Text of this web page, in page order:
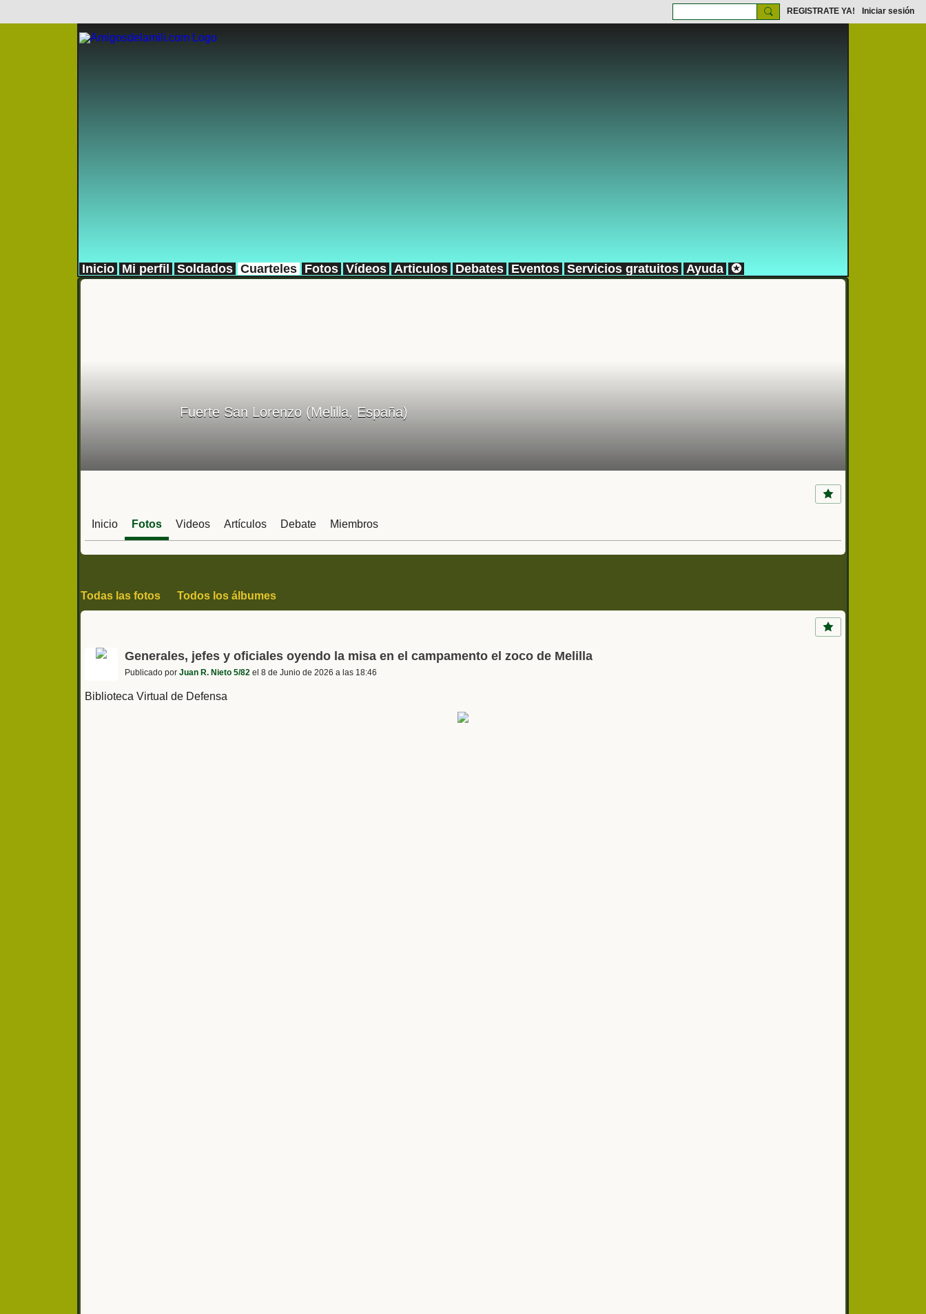
REGISTRATE YA! Iniciar sesión
Inicio Mi perfil Soldados Cuarteles Fotos Vídeos Articulos Debates Eventos Servicios gratuitos Ayuda ✪
Fuerte San Lorenzo (Melilla, España)
Inicio Fotos Videos Artículos Debate Miembros
Todas las fotos Todos los álbumes
Generales, jefes y oficiales oyendo la misa en el campamento el zoco de Melilla
Publicado por Juan R. Nieto 5/82 el 8 de Junio de 2026 a las 18:46
Biblioteca Virtual de Defensa